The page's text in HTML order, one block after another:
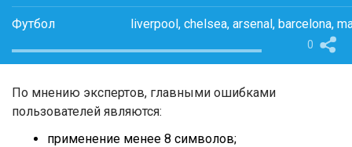
Футбол liverpool, chelsea, arsenal, barcelona,
0
По мнению экспертов, главными ошибками
пользователей являются:
применение менее 8 символов;